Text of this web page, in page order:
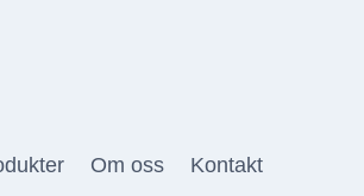
Om oss
Kontakt